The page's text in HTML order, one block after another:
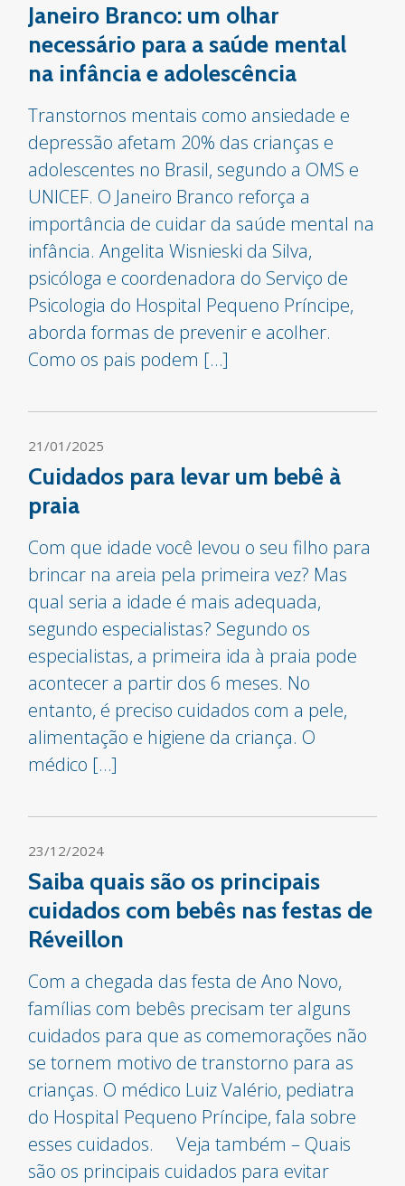
Janeiro Branco: um olhar
necessário para a saúde mental
na infância e adolescência
Transtornos mentais como ansiedade e
depressão afetam 20% das crianças e
adolescentes no Brasil, segundo a OMS e
UNICEF. O Janeiro Branco reforça a
importância de cuidar da saúde mental na
infância. Angelita Wisnieski da Silva,
psicóloga e coordenadora do Serviço de
Psicologia do Hospital Pequeno Príncipe,
aborda formas de prevenir e acolher.
Como os pais podem […]
21/01/2025
Cuidados para levar um bebê à
praia
Com que idade você levou o seu filho para
brincar na areia pela primeira vez? Mas
qual seria a idade é mais adequada,
segundo especialistas? Segundo os
especialistas, a primeira ida à praia pode
acontecer a partir dos 6 meses. No
entanto, é preciso cuidados com a pele,
alimentação e higiene da criança. O
médico […]
23/12/2024
Saiba quais são os principais
cuidados com bebês nas festas de
Réveillon
Com a chegada das festa de Ano Novo,
famílias com bebês precisam ter alguns
cuidados para que as comemorações não
se tornem motivo de transtorno para as
crianças. O médico Luiz Valério, pediatra
do Hospital Pequeno Príncipe, fala sobre
esses cuidados. Veja também – Quais
são os principais cuidados para evitar